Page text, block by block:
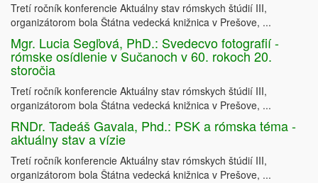
Tretí ročník konferencie Aktuálny stav rómskych štúdií III,
organizátorom bola Štátna vedecká knižnica v Prešove, ...
Mgr. Lucia Segľová, PhD.: Svedecvo fotografií -
rómske osídlenie v Sučanoch v 60. rokoch 20.
storočia
Tretí ročník konferencie Aktuálny stav rómskych štúdií III,
organizátorom bola Štátna vedecká knižnica v Prešove, ...
RNDr. Tadeáš Gavala, Phd.: PSK a rómska téma -
aktuálny stav a vízie
Tretí ročník konferencie Aktuálny stav rómskych štúdií III,
organizátorom bola Štátna vedecká knižnica v Prešove, ...